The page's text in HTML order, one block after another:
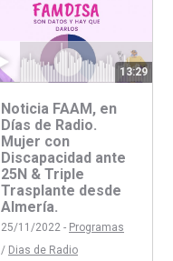
13:29
Noticia FAAM, en
Días de Radio.
Mujer con
Discapacidad ante
25N & Triple
Trasplante desde
Almería.
25/11/2022 - Programas
/ Dias de Radio